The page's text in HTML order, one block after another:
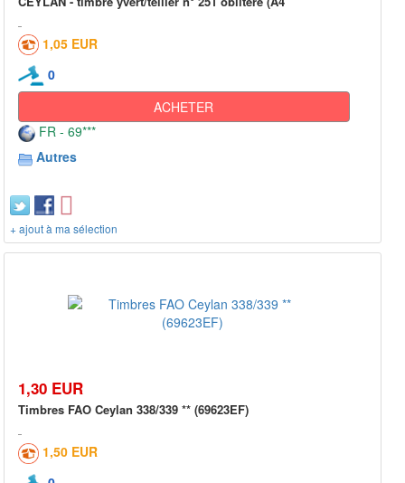
1,05 EUR
0
ACHETER
FR - 69***
Autres
+ ajout à ma sélection
1,30 EUR
Timbres FAO Ceylan 338/339 ** (69623EF)
1,50 EUR